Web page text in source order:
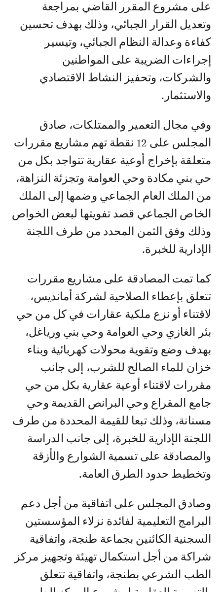
على مشروع المقرر القاضي بمراجعة
وتعديل القرار الجبائي، وذلك بهدف تحسين
كفاءة وعدالة النظام الجبائي، وتيسير
إجراءات الضريبة على المواطنين
والشركات، وتحفيز النشاط الاقتصادي
والاستثمار.
وفي مجال التعمير والممتلكات، صادق
المجلس على 12 نقطة تهم مشاريع مقررات
متعلقة بإخراج أوعية عقارية تتواجد بكل من
حي بني مكادة وحي العوامة وتجزئة النزاهة،
من الملك العام الجماعي وضمها إلى الملك
الخاص الجماعي قصد تفويتها لبعض الخواص
وذلك وفق الثمن المحدد من طرف اللجنة
الإدارية للخبرة.
كما تمت المصادقة على مشاريع مقررات
تتعلق بإعطاء الصلاحية لشركة أمانديس،
لاقتناء أو نزع ملكية عقارات في كل من حي
بئر الغازي وحي العوامة وحي بني ورياغل،
بهدف وضع وتقوية محولات كهربائية وبناء
خزان للماء الصالح للشرب، إلى جانب
مقررات لاقتناء أوعية عقارية بكل من حي
جامع المقراع وحي البرانص القديمة وحي
مسنانة، وذلك تبعا للقيمة المحددة من طرف
اللجنة الإدارية للخبرة، إلى جانب الدراسة
والمصادقة على تسمية الشوارع والأزقة
وتخطيط حدود الطرق العامة.
وصادق المجلس على اتفاقية من أجل دعم
البرامج التعليمية لفائدة نزلاء المؤسستين
السجنية الكائنين بجماعة طنجة، واتفاقية
شراكة من أجل استكمال تهيئة وتجهيز مركز
الطب الشرعي بطنجة، واتفاقية تتعلق